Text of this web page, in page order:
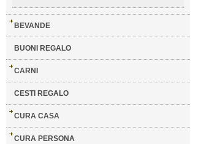
BEVANDE
BUONI REGALO
CARNI
CESTI REGALO
CURA CASA
CURA PERSONA